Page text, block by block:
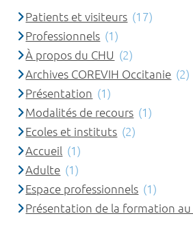
Patients et visiteurs (17)
Professionnels (1)
À propos du CHU (2)
Archives COREVIH Occitanie (2)
Présentation (1)
Modalités de recours (1)
Ecoles et instituts (2)
Accueil (1)
Adulte (1)
Espace professionnels (1)
Présentation de la formation au